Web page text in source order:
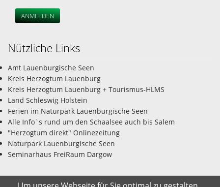
ANMELDEN
Nützliche Links
Amt Lauenburgische Seen
Kreis Herzogtum Lauenburg
Kreis Herzogtum Lauenburg + Tourismus-HLMS
Land Schleswig Holstein
Ferien im Naturpark Lauenburgische Seen
Alle Info`s rund um den Schaalsee auch bis Salem
"Herzogtum direkt" Onlinezeitung
Naturpark Lauenburgische Seen
Seminarhaus FreiRaum Dargow